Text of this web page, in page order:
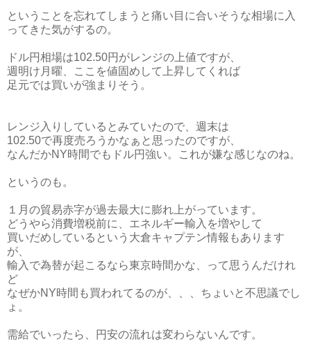
ということを忘れてしまうと痛い目に合いそうな相場に入
ってきた気がするの。
ドル円相場は102.50円がレンジの上値ですが、
週明け月曜、ここを値固めして上昇してくれば
足元では買いが強まりそう。
レンジ入りしているとみていたので、週末は
102.50で再度売ろうかなぁと思ったのですが、
なんだかNY時間でもドル円強い。これが嫌な感じなのね。
というのも。
１月の貿易赤字が過去最大に膨れ上がっています。
どうやら消費増税前に、エネルギー輸入を増やして
買いだめしているという大倉キャプテン情報もあります
が、
輸入で為替が起こるなら東京時間かな、って思うんだけれ
ど
なぜかNY時間も買われてるのが、、、ちょいと不思議でし
ょ。
需給でいったら、円安の流れは変わらないんです。